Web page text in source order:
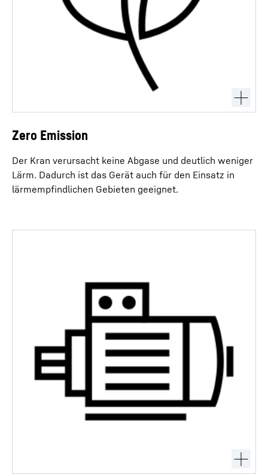
Zero Emission
Der Kran verursacht keine Abgase und deutlich weniger
Lärm. Dadurch ist das Gerät auch für den Einsatz in
lärmempfindlichen Gebieten geeignet.